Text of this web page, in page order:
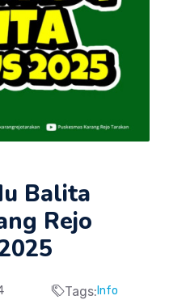
Balita
Rejo
Tags: Info